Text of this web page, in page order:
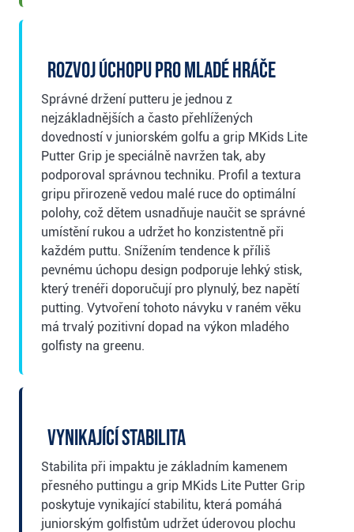
Rozvoj úchopu pro mladé hráče
Správné držení putteru je jednou z
nejzákladnějších a často přehlížených
dovedností v juniorském golfu a grip MKids Lite
Putter Grip je speciálně navržen tak, aby
podporoval správnou techniku. Profil a textura
gripu přirozeně vedou malé ruce do optimální
polohy, což dětem usnadňuje naučit se správné
umístění rukou a udržet ho konzistentně při
každém puttu. Snížením tendence k příliš
pevnému úchopu design podporuje lehký stisk,
který trenéři doporučují pro plynulý, bez napětí
putting. Vytvoření tohoto návyku v raném věku
má trvalý pozitivní dopad na výkon mladého
golfisty na greenu.
Vynikající stabilita
Stabilita při impaktu je základním kamenem
přesného puttingu a grip MKids Lite Putter Grip
poskytuje vynikající stabilitu, která pomáhá
juniorským golfistům udržet úderovou plochu